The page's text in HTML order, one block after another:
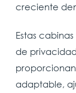
creciente
Estas
de
adaptable,